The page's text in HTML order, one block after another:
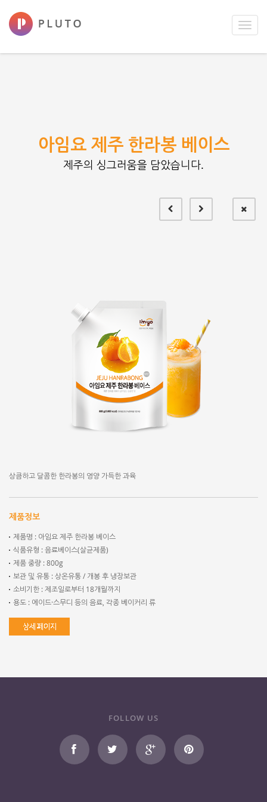
아임요 제주 한라봉 베이스
제주의 싱그러움을 담았습니다.
상큼하고 달콤한 한라봉의 영양 가득한 과육
제품정보
제품명 : 아임요 제주 한라봉 베이스
식품유형 : 음료베이스(살균제품)
제품 중량 : 800g
보관 및 유통 : 상온유통 / 개봉 후 냉장보관
소비기한 : 제조일로부터 18개월까지
용도 : 에이드·스무디 등의 음료, 각종 베이커리 류
FOLLOW US